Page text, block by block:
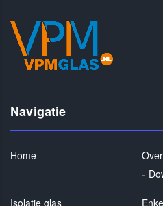
Navigatie
Home
Isolatie glas